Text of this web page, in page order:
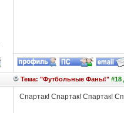
Тема: "Футбольные Фаны!"#18
Спартак! Спартак! Спартак!